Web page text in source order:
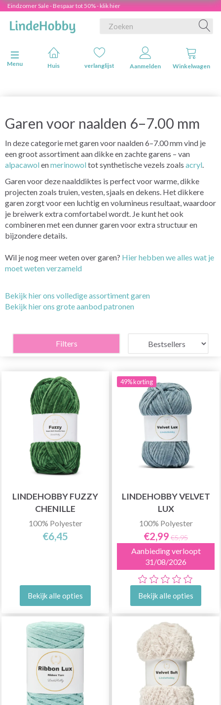
Eindzomer Sale - Bespaar tot 50% - klik hier
Navigatie in-/uitschakelen
Menu
Huis verlanglijst Aanmelden Winkelwagen
Garen voor naalden 6–7.00 mm
In deze categorie met garen voor naalden 6–7.00 mm vind je
een groot assortiment aan dikke en zachte garens – van
alpacawolenmerinowoltot synthetische vezels zoals acryl.
Garen voor deze naalddiktes is perfect voor warme, dikke
projecten zoals truien, vesten, sjaals en dekens. Het dikkere
garen zorgt voor een luchtig en volumineus resultaat, waardoor
je breiwerk extra comfortabel wordt. Je kunt het ook
combineren met een dunner garen voor extra structuur en
bijzondere details.
Wil je nog meer weten over garen? Hier hebben we alles wat je
moet weten verzameld
Bekijk hier ons volledige assortiment garen
Bekijk hier ons grote aanbod patronen
Filters
LINDEHOBBY FUZZY
CHENILLE
100% Polyester
€6,45
Bekijk alle opties
49% korting
LINDEHOBBY VELVET
LUX
100% Polyester
€2,99 €5,95
Aanbieding verloopt
31/08/2026
Bekijk alle opties